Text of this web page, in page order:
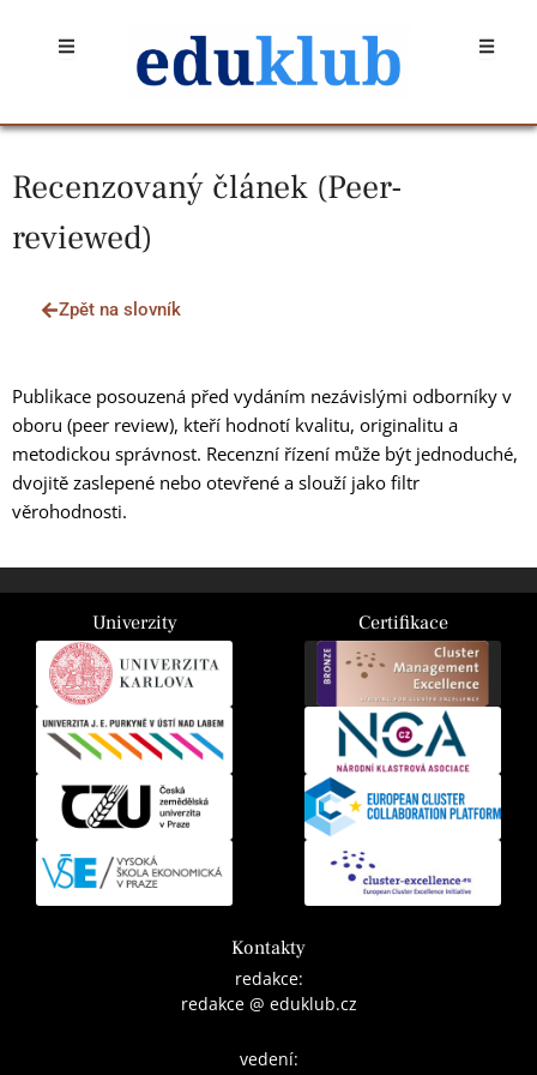
Open Open
Recenzovaný článek (Peer-
reviewed)
Zpět na slovník
Publikace posouzená před vydáním nezávislými odborníky v
oboru (peer review), kteří hodnotí kvalitu, originalitu a
metodickou správnost. Recenzní řízení může být jednoduché,
dvojitě zaslepené nebo otevřené a slouží jako filtr
věrohodnosti.
Univerzity Certifikace
Kontakty
redakce:
redakce @ eduklub.cz
vedení: